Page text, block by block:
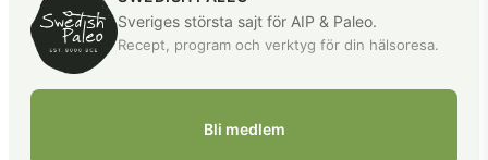
Sveriges största sajt för AIP & Paleo.
Recept, program och verktyg för din hälsoresa.
Bli medlem